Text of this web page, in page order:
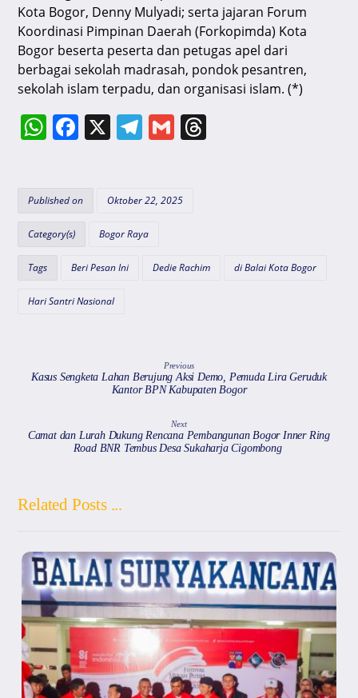
Kota Bogor, Denny Mulyadi; serta jajaran Forum
Koordinasi Pimpinan Daerah (Forkopimda) Kota
Bogor beserta peserta dan petugas apel dari
berbagai sekolah madrasah, pondok pesantren,
sekolah islam terpadu, dan organisasi islam. (*)
W
s
A
p
F
e
o
o
k
X T
gr
a
m
G
l
Published on Oktober 22, 2025
Category(s) Bogor Raya
Tags Beri Pesan Ini Dedie Rachim di Balai Kota Bogor
Hari Santri Nasional
Previous
Kasus Sengketa Lahan Berujung Aksi Demo, Pemuda Lira Geruduk
Kantor BPN Kabupaten Bogor
Next
Camat dan Lurah Dukung Rencana Pembangunan Bogor Inner Ring
Road BNR Tembus Desa Sukaharja Cigombong
Related Posts ...